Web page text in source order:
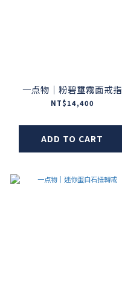
一点物｜粉碧璽霧面戒指
NT$14,400
ADD TO CART